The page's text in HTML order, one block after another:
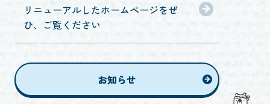
リニューアルしたホームページをぜ
ひ、ご覧ください
お知らせ